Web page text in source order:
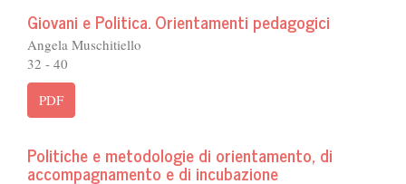
Giovani e Politica. Orientamenti pedagogici
Angela Muschitiello
32 - 40
PDF
Politiche e metodologie di orientamento, di
accompagnamento e di incubazione